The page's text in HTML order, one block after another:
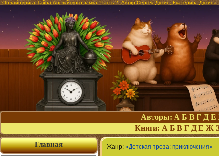
Онлайн книга Тайна Английского замка. Часть 2. Автор Сергей Духин, Екатерина Духина
Авторы: А Б В Г Д Е
Книги: А Б В Г Д Е Ж З
Жанр: «Детская проза: приключения»
Главная